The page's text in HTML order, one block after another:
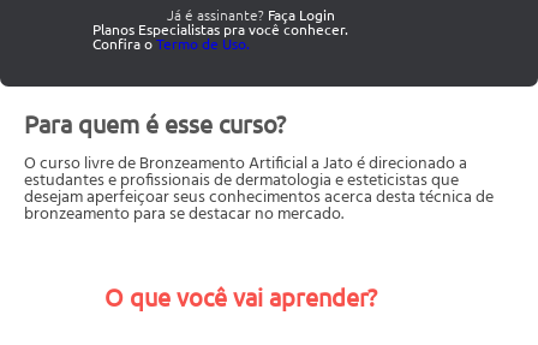
Já é assinante? Faça Login
Planos Especialistas pra você conhecer.
Confira oTermo de Uso.
Para quem é esse curso?
O curso livre de Bronzeamento Artificial a Jato é direcionado a
estudantes e profissionais de dermatologia e esteticistas que
desejam aperfeiçoar seus conhecimentos acerca desta técnica de
bronzeamento para se destacar no mercado.
O que você vai aprender?